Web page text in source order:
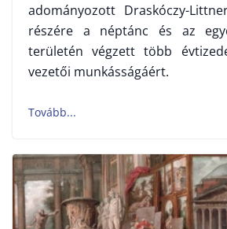
adományozott Draskóczy-
részére a néptánc és az
területén végzett több
vezetői munkásságáért.